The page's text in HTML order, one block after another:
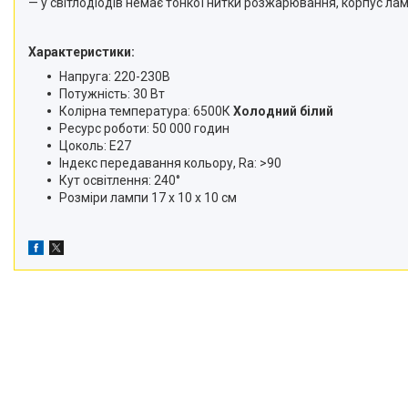
телефонів і смартфонів
Відеоогляди наших клієнтів
Знижки
Сертифікати
Характеристики:
Напруга: 220-230В
Потужність: 30 Вт
Колірна температура: 6500К Холодний білий
Ресурс роботи: 50 000 годин
Цоколь: Е27
Індекс передавання кольору, Ra: >90
Кут освітлення: 240°
Розміри лампи 17 х 10 х 10 см